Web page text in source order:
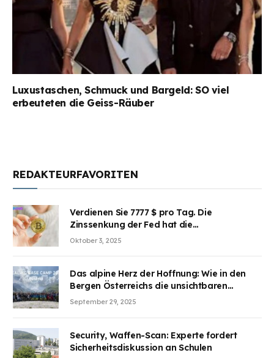
Luxustaschen, Schmuck und Bargeld: SO viel
erbeuteten die Geiss-Räuber
REDAKTEURFAVORITEN
Verdienen Sie 7777 $ pro Tag. Die
Zinssenkung der Fed hat die
Aufmerksamkeit des Marktes erregt.
Oktober 3, 2025
Das alpine Herz der Hoffnung: Wie in den
Bergen Österreichs die unsichtbaren
Wunden des Kriegesheilen
September 29, 2025
Security, Waffen-Scan: Experte fordert
Sicherheitsdiskussion an Schulen